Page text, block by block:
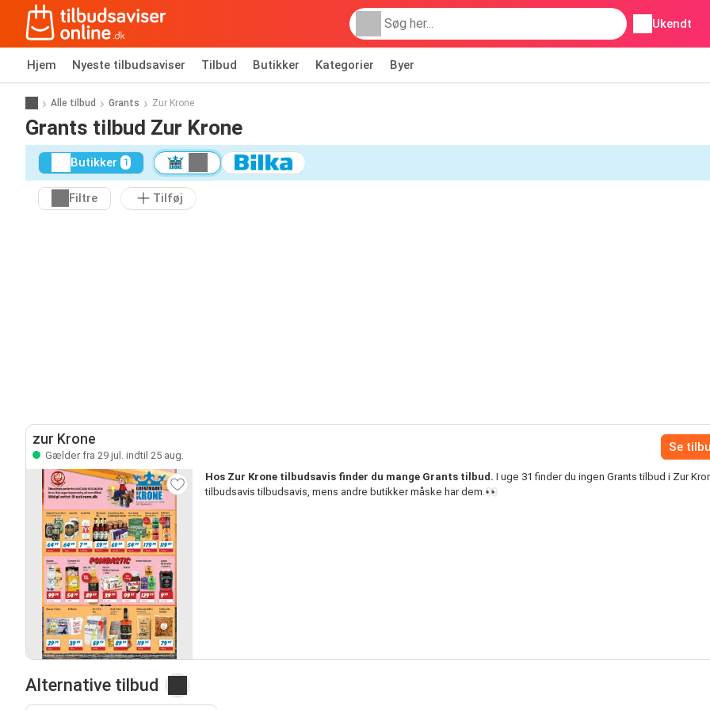
Ukendt
Hjem Nyeste tilbudsaviser Tilbud Butikker Kategorier Byer
Alle tilbud Grants Zur Krone
Grants tilbud Zur Krone
Butikker 1
Filtre Tilføj
zur Krone
Gælder fra 29 jul. indtil 25 aug.
Se
Hos Zur Krone tilbudsavis finder du mange Grants tilbud. I uge 31 finder du ingen Grants tilbud i Zur
tilbudsavis tilbudsavis, mens andre butikker måske har dem.👀
Alternative tilbud